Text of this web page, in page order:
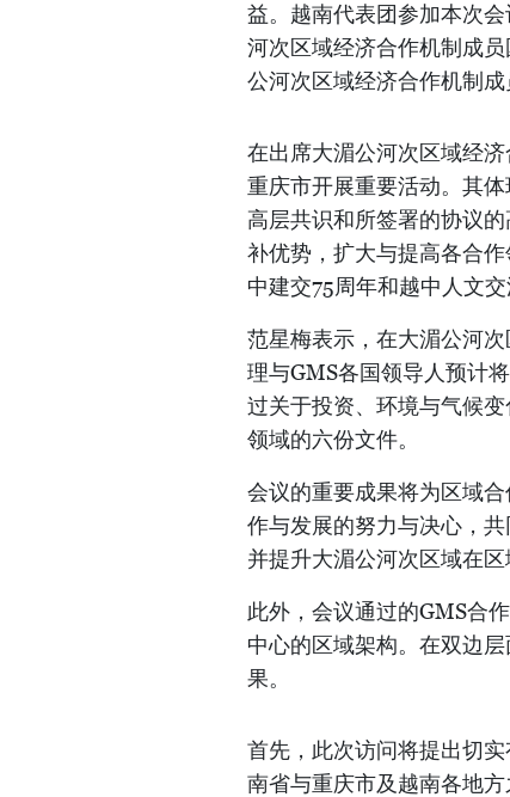
益。越南代表团参加本次
河次区域经济合作机制成
公河次区域经济合作机制成
在出席大湄公河次区域经
重庆市开展重要活动。其
高层共识和所签署的协议
补优势，扩大与提高各合
中建交75周年和越中人文交
范星梅表示，在大湄公河
理与GMS各国领导人预计
过关于投资、环境与气候
领域的六份文件。
会议的重要成果将为区域
作与发展的努力与决心，
并提升大湄公河次区域在区
此外，会议通过的GMS合
中心的区域架构。在双边
果。
首先，此次访问将提出切
南省与重庆市及越南各地